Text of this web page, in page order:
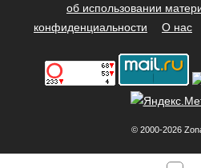
об использовании
конфиденциальности
О нас
© 2000-2026